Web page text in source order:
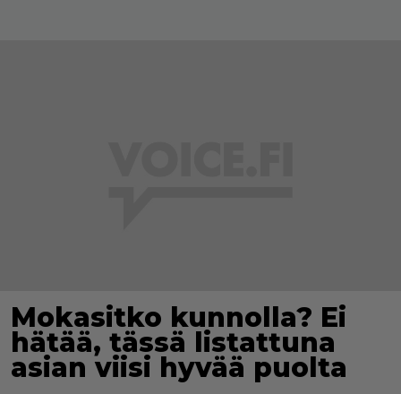
Mokasitko kunnolla? Ei
hätää, tässä listattuna
asian viisi hyvää puolta